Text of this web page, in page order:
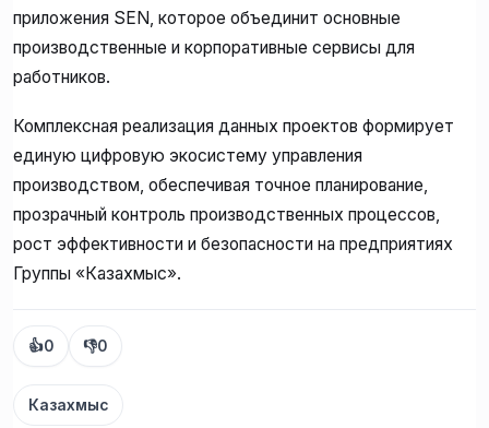
приложения SEN, которое объединит основные
производственные и корпоративные сервисы для
работников.
Комплексная реализация данных проектов формирует
единую цифровую экосистему управления
производством, обеспечивая точное планирование,
прозрачный контроль производственных процессов,
рост эффективности и безопасности на предприятиях
Группы «Казахмыс».
👍0 👎0
Казахмыс